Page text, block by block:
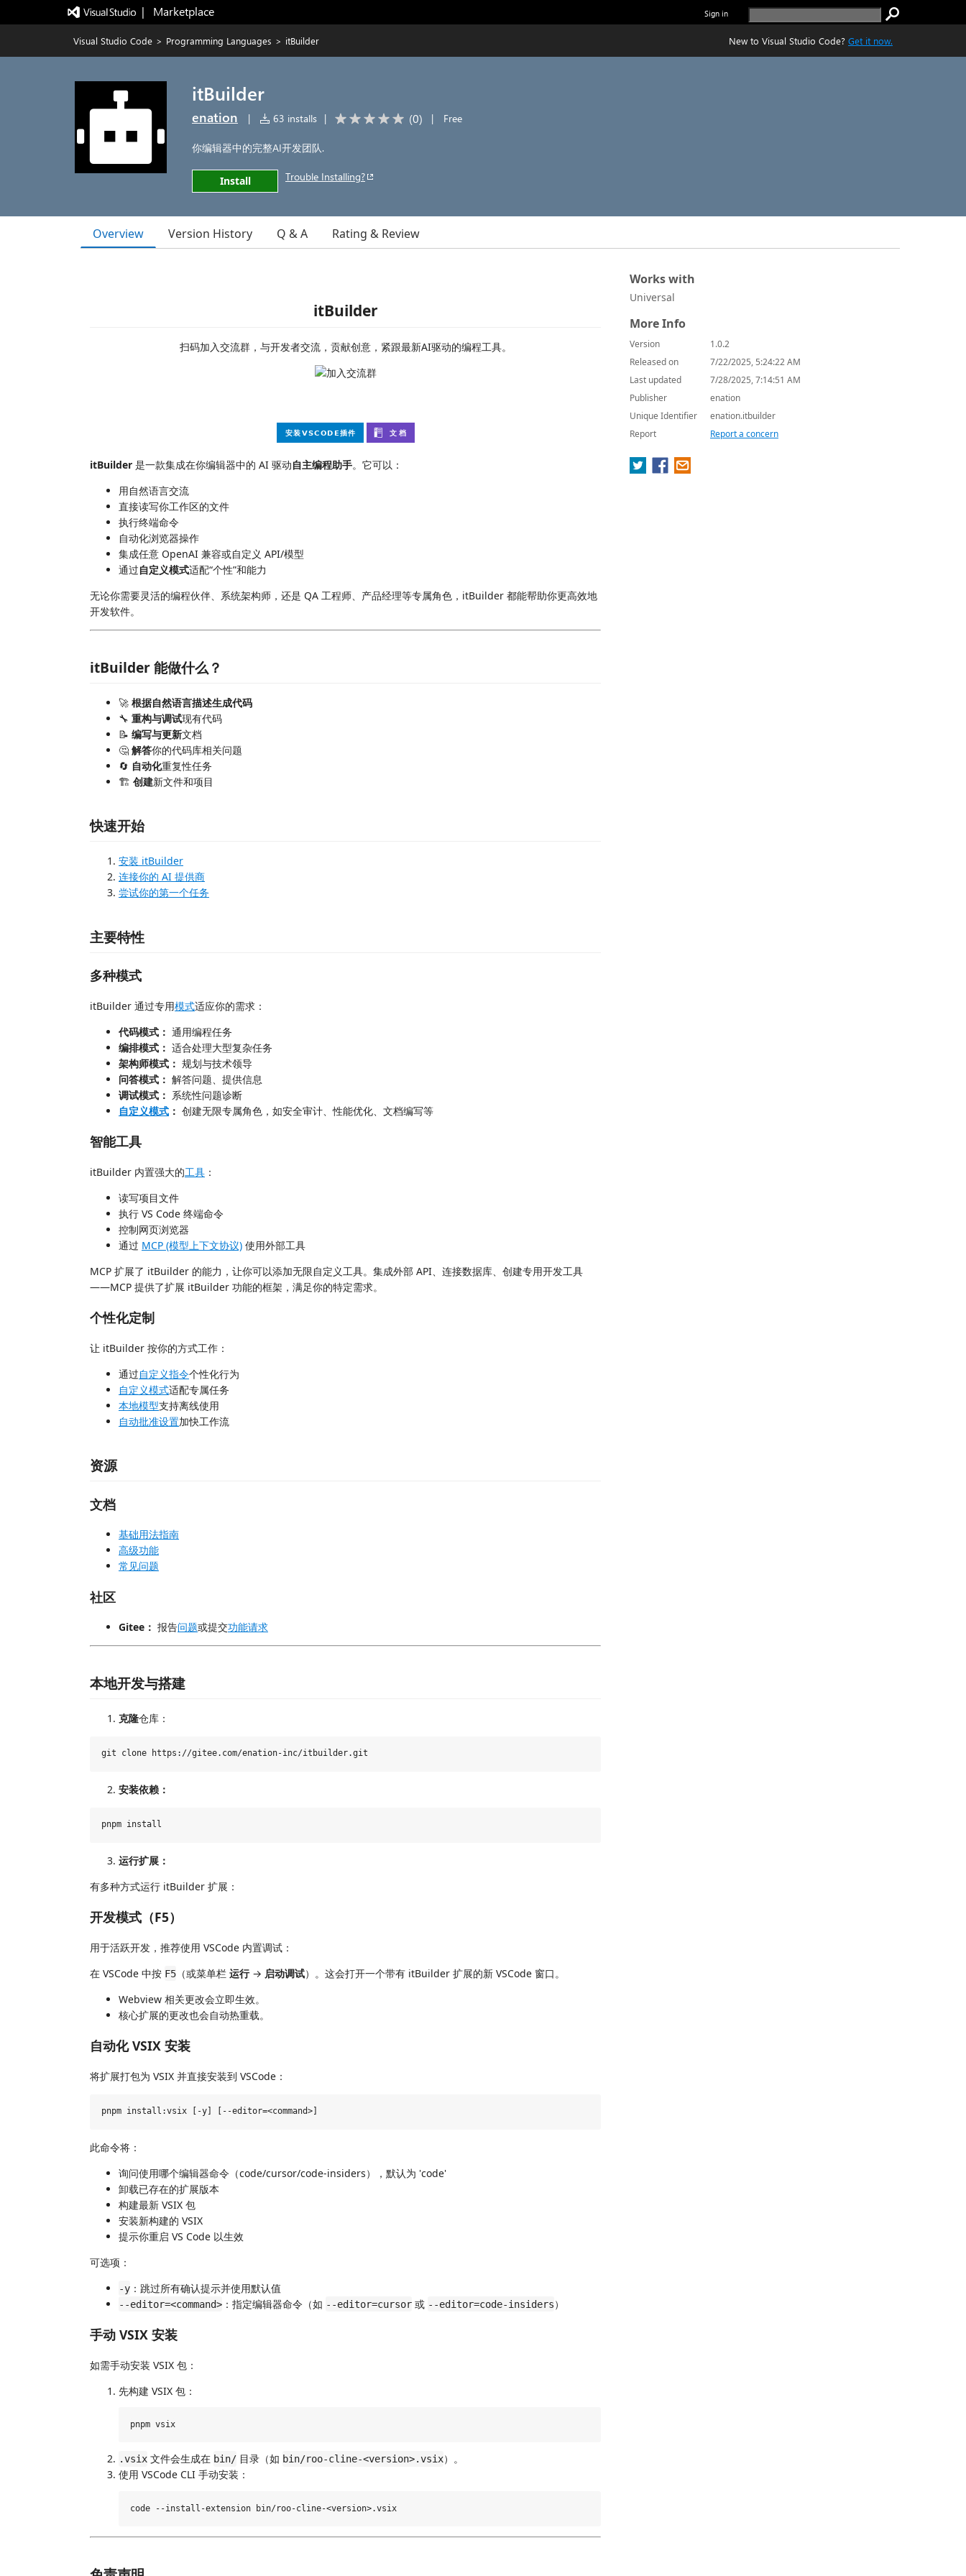
|   Marketplace Sign in
Visual Studio Code > Programming Languages > itBuilder New to Visual Studio Code? Get it now.
itBuilder
enation | 63 installs | (0) | Free
你编辑器中的完整AI开发团队.
Install Trouble Installing?
Overview Version History Q & A Rating & Review
itBuilder
扫码加入交流群，与开发者交流，贡献创意，紧跟最新AI驱动的编程工具。
itBuilder 是一款集成在你编辑器中的 AI 驱动自主编程助手。它可以：
用自然语言交流
直接读写你工作区的文件
执行终端命令
自动化浏览器操作
集成任意 OpenAI 兼容或自定义 API/模型
通过自定义模式适配“个性”和能力
无论你需要灵活的编程伙伴、系统架构师，还是 QA 工程师、产品经理等专属角色，itBuilder 都能帮助你更高效地
开发软件。
itBuilder 能做什么？
🚀 根据自然语言描述生成代码
🔧 重构与调试现有代码
📝 编写与更新文档
🤔 解答你的代码库相关问题
🔄 自动化重复性任务
🏗️ 创建新文件和项目
快速开始
安装 itBuilder
连接你的 AI 提供商
尝试你的第一个任务
主要特性
多种模式
itBuilder 通过专用模式适应你的需求：
代码模式： 通用编程任务
编排模式： 适合处理大型复杂任务
架构师模式： 规划与技术领导
问答模式： 解答问题、提供信息
调试模式： 系统性问题诊断
自定义模式 ： 创建无限专属角色，如安全审计、性能优化、文档编写等
智能工具
itBuilder 内置强大的工具 ：
读写项目文件
执行 VS Code 终端命令
控制网页浏览器
通过 MCP (模型上下文协议) 使用外部工具
MCP 扩展了 itBuilder 的能力，让你可以添加无限自定义工具。集成外部 API、连接数据库、创建专用开发工具
——MCP 提供了扩展 itBuilder 功能的框架，满足你的特定需求。
个性化定制
让 itBuilder 按你的方式工作：
通过自定义指令个性化行为
自定义模式适配专属任务
本地模型支持离线使用
自动批准设置加快工作流
资源
文档
基础用法指南
高级功能
常见问题
社区
Gitee： 报告问题或提交功能请求
本地开发与搭建
克隆仓库：
安装依赖：
运行扩展：
有多种方式运行 itBuilder 扩展：
开发模式（F5）
用于活跃开发，推荐使用 VSCode 内置调试：
在 VSCode 中按 F5 （或菜单栏 运行→ 启动调试）。这会打开一个带有 itBuilder 扩展的新 VSCode 窗口。
Webview 相关更改会立即生效。
核心扩展的更改也会自动热重载。
自动化 VSIX 安装
将扩展打包为 VSIX 并直接安装到 VSCode：
此命令将：
询问使用哪个编辑器命令（code/cursor/code-insiders），默认为 'code'
卸载已存在的扩展版本
构建最新 VSIX 包
安装新构建的 VSIX
提示你重启 VS Code 以生效
可选项：
-y ：跳过所有确认提示并使用默认值
--editor=<command> ：指定编辑器命令（如 --editor=cursor 或 --editor=code-insiders）
手动 VSIX 安装
如需手动安装 VSIX 包：
先构建 VSIX 包：
.vsix 文件会生成在 bin/ 目录（如 bin/roo-cline-<version>.vsix）。
使用 VSCode CLI 手动安装：
Works with
Universal
More Info
Version
1.0.2
Released on
7/22/2025, 5:24:22 AM
Last updated
7/28/2025, 7:14:51 AM
Publisher
enation
Unique Identifier
enation.itbuilder
Report
Report a concern